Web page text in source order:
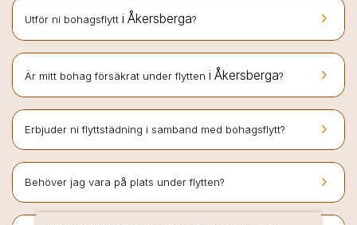
keyboard_arrow_right
Utför ni bohagsflytt i Åkersberga?
keyboard_arrow_right
Är mitt bohag försäkrat under flytten i Åkersberga?
keyboard_arrow_right
Erbjuder ni flyttstädning i samband med bohagsflytt?
keyboard_arrow_right
Behöver jag vara på plats under flytten?